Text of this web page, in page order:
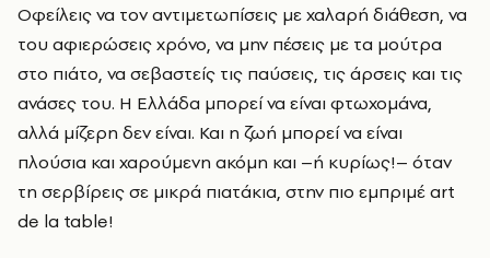
Οφείλεις να τον αντιμετωπίσεις με χαλαρή διάθεση, να
του αφιερώσεις χρόνο, να μην πέσεις με τα μούτρα
στο πιάτο, να σεβαστείς τις παύσεις, τις άρσεις και τις
ανάσες του. Η Ελλάδα μπορεί να είναι φτωχομάνα,
αλλά μίζερη δεν είναι. Και η ζωή μπορεί να είναι
πλούσια και χαρούμενη ακόμη και –ή κυρίως!– όταν
τη σερβίρεις σε μικρά πιατάκια, στην πιο εμπριμέart
de la table!